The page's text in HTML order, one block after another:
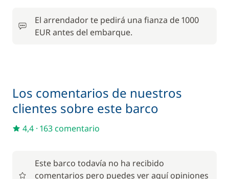
Cocinero (comidas no incluidas)
Patrón (comidas no incluidas)
El arrendador te pedirá una fianza de 1000
EUR antes del embarque.
Los comentarios de nuestros
clientes sobre este barco
4,4 · 163 comentario
Este barco todavía no ha recibido
comentarios pero puedes ver aquí opiniones